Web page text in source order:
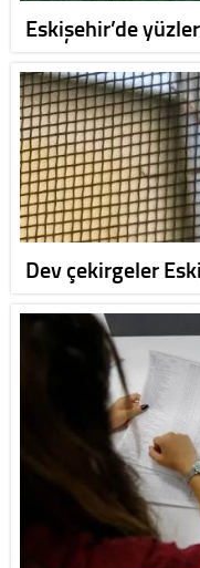
Eskişehir’de
Dev çekirgeler